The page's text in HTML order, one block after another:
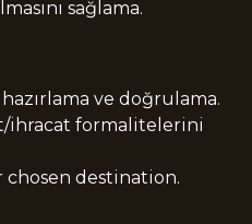
sağlama.
ve doğrulama.
ihracat formalitelerini
destination.